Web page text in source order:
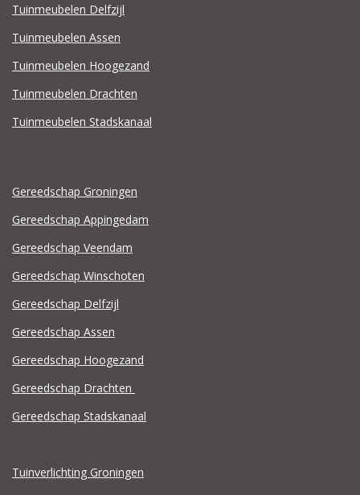
Tuinmeubelen Delfzijl
Tuinmeubelen Assen
Tuinmeubelen Hoogezand
Tuinmeubelen Drachten
Tuinmeubelen Stadskanaal
Gereedschap Groningen
Gereedschap Appingedam
Gereedschap Veendam
Gereedschap Winschoten
Gereedschap Delfzijl
Gereedschap Assen
Gereedschap Hoogezand
Gereedschap Drachten
Gereedschap Stadskanaal
Tuinverlichting Groningen